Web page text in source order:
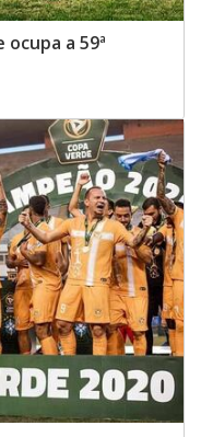
a 59ª